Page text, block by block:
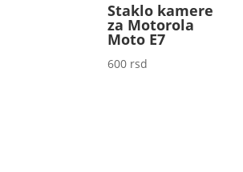
Staklo kamere
za Motorola
Moto E7
600 rsd